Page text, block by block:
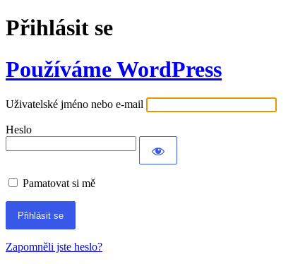
Přihlásit se
Používáme WordPress
Uživatelské jméno nebo e-mail
Heslo
Pamatovat si mě
Alternative:
Zapomněli jste heslo?